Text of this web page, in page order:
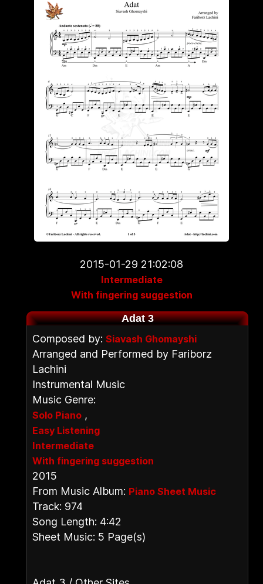
2015-01-29 21:02:08
Intermediate
With fingering suggestion
Adat 3
Composed by: Siavash Ghomayshi
Arranged and Performed by Fariborz
Lachini
Instrumental Music
Music Genre:
Solo Piano ,
Easy Listening
Intermediate
With fingering suggestion
2015
From Music Album: Piano Sheet Music
Track: 974
Song Length: 4:42
Sheet Music: 5 Page(s)